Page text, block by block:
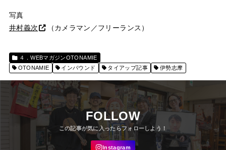
写真
井村義次
（カメラマン／フリーランス）
４．WEBマガジンOTONAMIE
OTONAMIE
インバウンド タイアップ記事 伊勢志摩
FOLLOW